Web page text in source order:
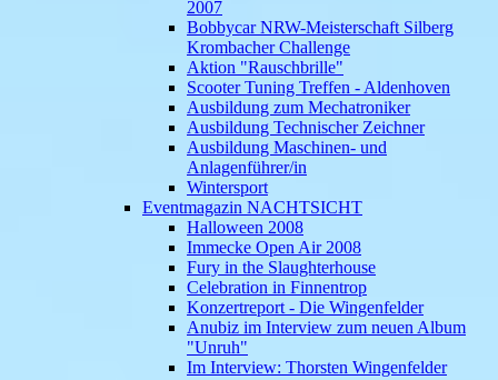
2007
Bobbycar NRW-Meisterschaft Silberg
Krombacher Challenge
Aktion "Rauschbrille"
Scooter Tuning Treffen - Aldenhoven
Ausbildung zum Mechatroniker
Ausbildung Technischer Zeichner
Ausbildung Maschinen- und
Anlagenführer/in
Wintersport
Eventmagazin NACHTSICHT
Halloween 2008
Immecke Open Air 2008
Fury in the Slaughterhouse
Celebration in Finnentrop
Konzertreport - Die Wingenfelder
Anubiz im Interview zum neuen Album
"Unruh"
Im Interview: Thorsten Wingenfelder